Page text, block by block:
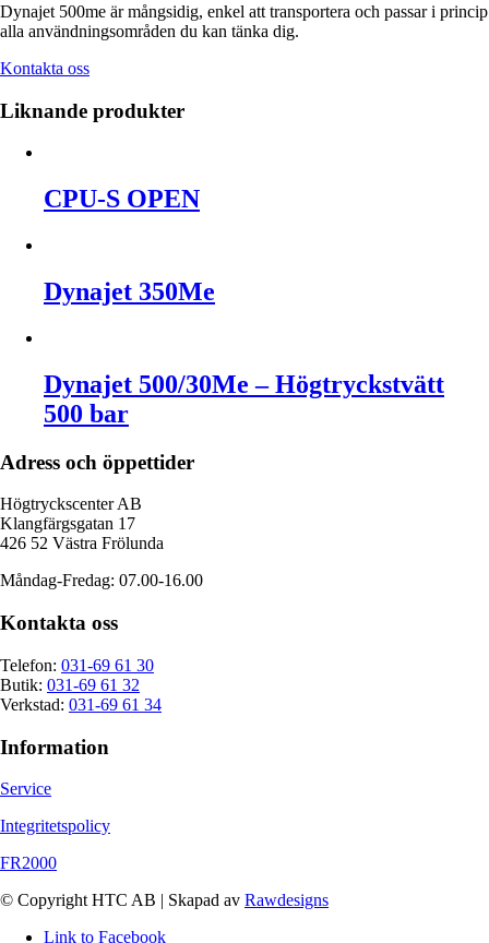
Dynajet 500me är mångsidig, enkel att transportera och passar i princip
alla användningsområden du kan tänka dig.
Kontakta oss
Liknande produkter
CPU-S OPEN
Dynajet 350Me
Dynajet 500/30Me – Högtryckstvätt
500 bar
Adress och öppettider
Högtryckscenter AB
Klangfärgsgatan 17
426 52 Västra Frölunda
Måndag-Fredag: 07.00-16.00
Kontakta oss
Telefon: 031-69 61 30
Butik: 031-69 61 32
Verkstad: 031-69 61 34
Information
Service
Integritetspolicy
FR2000
© Copyright HTC AB | Skapad av Rawdesigns
Link to Facebook